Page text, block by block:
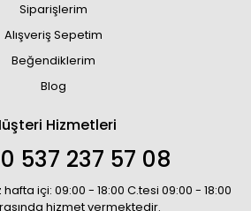
Siparişlerim
Alışveriş Sepetim
Beğendiklerim
Blog
Hizmetleri
537 237 57 08
içi: 09:00 - 18:00 C.tesi 09:00 - 18:00
hizmet vermektedir.